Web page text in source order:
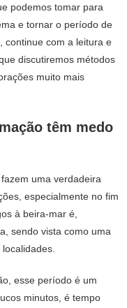
podemos tomar para
e tornar o período de
continue com a leitura e
discutiremos métodos
muito mais
têm medo
uma verdadeira
especialmente no fim
à beira-mar é,
sendo vista como uma
esse período é um
minutos, é tempo